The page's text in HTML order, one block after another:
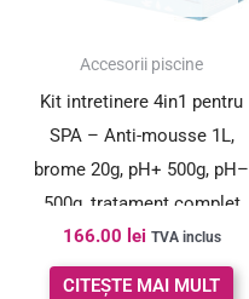
Accesorii piscine
Kit intretinere 4in1 pentru
SPA – Anti-mousse 1L,
brome 20g, pH+ 500g, pH–
500g, tratament complet
apa
166.00 lei TVA inclus
CITEȘTE MAI MULT